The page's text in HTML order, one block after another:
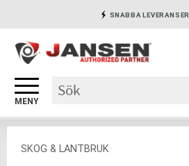
Meny
SNABBA LEVERANSER
SÄKRA BETALNINGAR
SKOG & LANTBRUK